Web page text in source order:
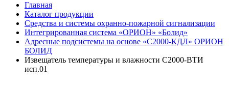
Главная
Каталог продукции
Средства и системы охранно-пожарной сигнализации
Интегрированная система «ОРИОН» «Болид»
Адресные подсистемы на основе «С2000-КДЛ» ОРИОН
БОЛИД
Извещатель температуры и влажности С2000-ВТИ
исп.01